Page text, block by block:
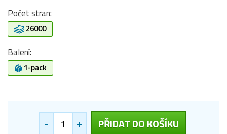
Počet stran:
26000
Balení:
1-pack
- + PŘIDAT DO KOŠÍKU